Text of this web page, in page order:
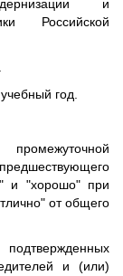
и
Российской
год.
и "хорошо" при
от общего
и (или)